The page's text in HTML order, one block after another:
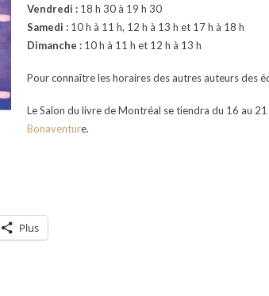
Vendredi : 18 h 30 à 19 h 30
Samedi : 10 h à 11 h, 12 h à 13 h et 17 h à 18 h
Dimanche : 10 h à 11 h et 12 h à 13 h
Pour connaître les horaires des autres auteurs des
Le Salon du livre de Montréal se tiendra du 16 au
Bonaventure.
Plus